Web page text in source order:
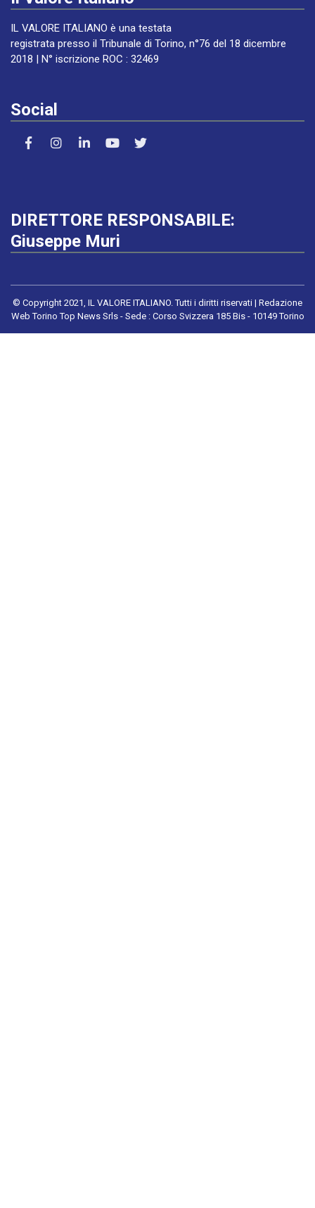
IL VALORE ITALIANO è una testata
registrata presso il Tribunale di Torino, n°76 del 18 dicembre
2018 | N° iscrizione ROC : 32469
Social
DIRETTORE RESPONSABILE:
Giuseppe Muri
© Copyright 2021, IL VALORE ITALIANO. Tutti i diritti riservati | Redazione
Web Torino Top News Srls - Sede : Corso Svizzera 185 Bis - 10149 Torino